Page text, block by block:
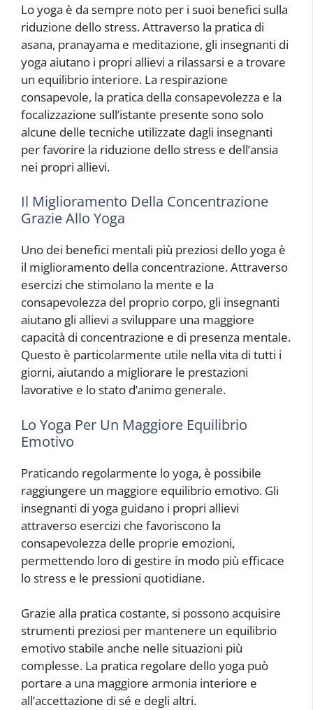
Lo yoga è da sempre noto per i suoi benefici sulla
riduzione dello stress. Attraverso la pratica di
asana, pranayama e meditazione, gli insegnanti di
yoga aiutano i propri allievi a rilassarsi e a trovare
un equilibrio interiore. La respirazione
consapevole, la pratica della consapevolezza e la
focalizzazione sull’istante presente sono solo
alcune delle tecniche utilizzate dagli insegnanti
per favorire la riduzione dello stress e dell’ansia
nei propri allievi.
Il Miglioramento Della Concentrazione
Grazie Allo Yoga
Uno dei benefici mentali più preziosi dello yoga è
il miglioramento della concentrazione. Attraverso
esercizi che stimolano la mente e la
consapevolezza del proprio corpo, gli insegnanti
aiutano gli allievi a sviluppare una maggiore
capacità di concentrazione e di presenza mentale.
Questo è particolarmente utile nella vita di tutti i
giorni, aiutando a migliorare le prestazioni
lavorative e lo stato d’animo generale.
Lo Yoga Per Un Maggiore Equilibrio
Emotivo
Praticando regolarmente lo yoga, è possibile
raggiungere un maggiore equilibrio emotivo. Gli
insegnanti di yoga guidano i propri allievi
attraverso esercizi che favoriscono la
consapevolezza delle proprie emozioni,
permettendo loro di gestire in modo più efficace
lo stress e le pressioni quotidiane.
Grazie alla pratica costante, si possono acquisire
strumenti preziosi per mantenere un equilibrio
emotivo stabile anche nelle situazioni più
complesse. La pratica regolare dello yoga può
portare a una maggiore armonia interiore e
all’accettazione di sé e degli altri.